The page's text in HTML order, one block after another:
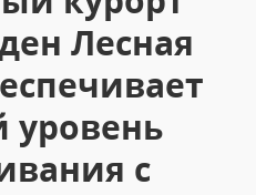
Лесная
уровень
с